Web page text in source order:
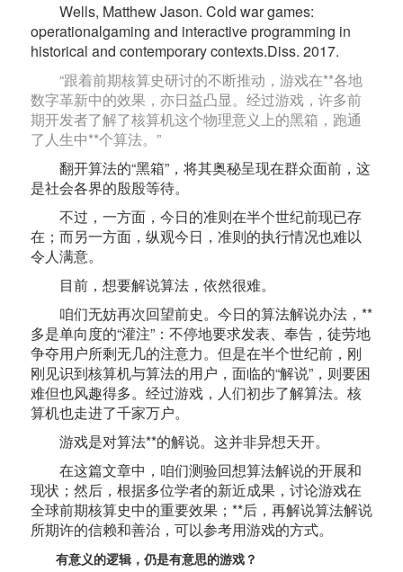
Wells, Matthew Jason. Cold war games:
operationalgaming and interactive programming in
historical and contemporary contexts.Diss. 2017.
“跟着前期核算史研讨的不断推动，游戏在**各地
数字革新中的效果，亦日益凸显。经过游戏，许多前
期开发者了解了核算机这个物理意义上的黑箱，跑通
了人生中**个算法。”
翻开算法的“黑箱”，将其奥秘呈现在群众面前，这
是社会各界的殷殷等待。
不过，一方面，今日的准则在半个世纪前现已存
在；而另一方面，纵观今日，准则的执行情况也难以
令人满意。
目前，想要解说算法，依然很难。
咱们无妨再次回望前史。今日的算法解说办法，**
多是单向度的“灌注”：不停地要求发表、奉告，徒劳地
争夺用户所剩无几的注意力。但是在半个世纪前，刚
刚见识到核算机与算法的用户，面临的“解说”，则要困
难但也风趣得多。经过游戏，人们初步了解算法。核
算机也走进了千家万户。
游戏是对算法**的解说。这并非异想天开。
在这篇文章中，咱们测验回想算法解说的开展和
现状；然后，根据多位学者的新近成果，讨论游戏在
全球前期核算史中的重要效果；**后，再解说算法解说
所期许的信赖和善治，可以参考用游戏的方式。
有意义的逻辑，仍是有意思的游戏？